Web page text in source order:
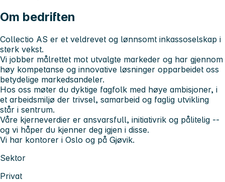
Om bedriften
Collectio AS er et veldrevet og lønnsomt inkassoselskap i
sterk vekst.
Vi jobber målrettet mot utvalgte markeder og har gjennom
høy kompetanse og innovative løsninger opparbeidet oss
betydelige markedsandeler.
Hos oss møter du dyktige fagfolk med høye ambisjoner, i
et arbeidsmiljø der trivsel, samarbeid og faglig utvikling
står i sentrum.
Våre kjerneverdier er ansvarsfull, initiativrik og pålitelig --
og vi håper du kjenner deg igjen i disse.
Vi har kontorer i Oslo og på Gjøvik.
Sektor
Privat